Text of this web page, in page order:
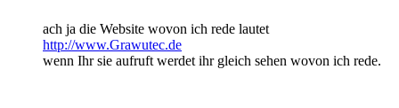
ach ja die Website wovon ich rede lautet
http://www.Grawutec.de
wenn Ihr sie aufruft werdet ihr gleich sehen wovon ich rede.